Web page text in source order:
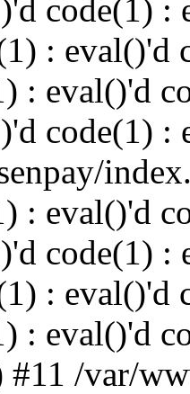
code(1) :
: eval()'d
: eval()'d
code(1) :
: eval()'d
code(1) :
: eval()'d
: eval()'d
#11 /var/